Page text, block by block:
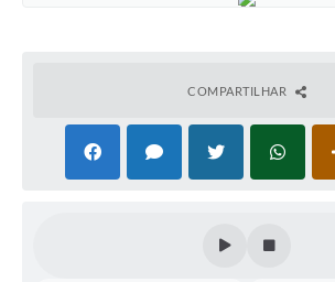
COMPARTILHAR